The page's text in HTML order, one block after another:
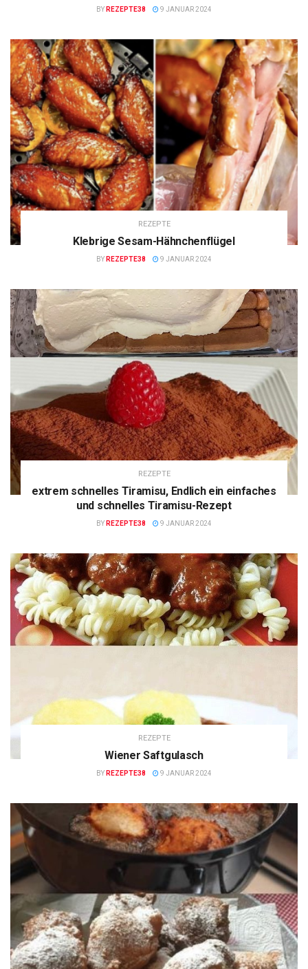
BY REZEPTE38 9 JANUAR 2024
REZEPTE
Klebrige Sesam-Hähnchenflügel
BY REZEPTE38 9 JANUAR 2024
REZEPTE
extrem schnelles Tiramisu, Endlich ein einfaches
und schnelles Tiramisu-Rezept
BY REZEPTE38 9 JANUAR 2024
REZEPTE
Wiener Saftgulasch
BY REZEPTE38 9 JANUAR 2024